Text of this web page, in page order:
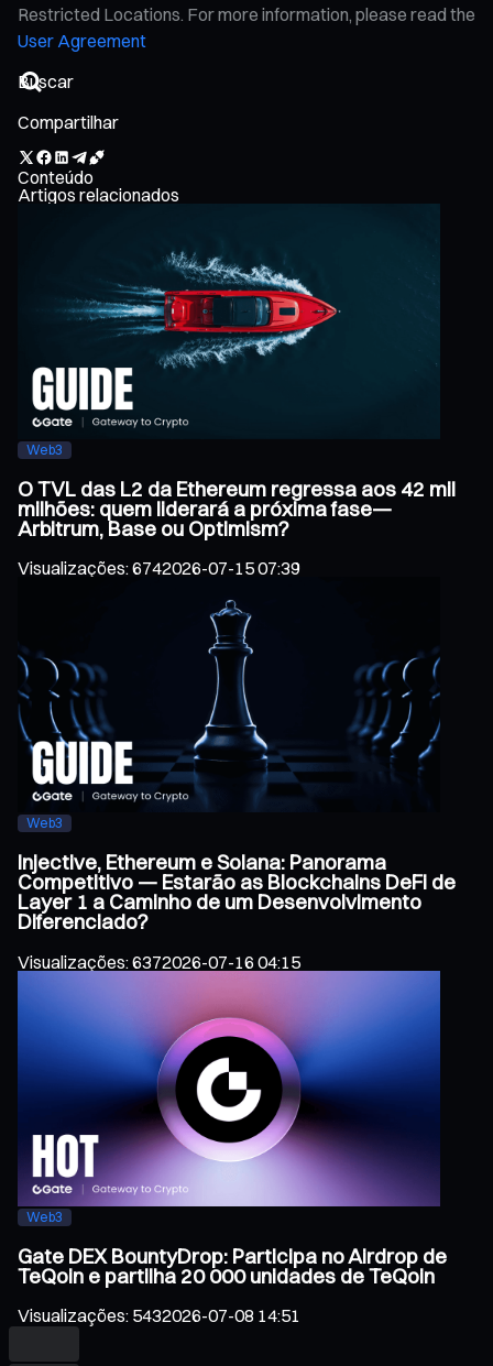
Restricted Locations. For more information, please read the
User Agreement
Compartilhar
Conteúdo
Artigos relacionados
Web3
O TVL das L2 da Ethereum regressa aos 42 mil
milhões: quem liderará a próxima fase—
Arbitrum, Base ou Optimism?
Visualizações:6742026-07-15 07:39
Web3
Injective, Ethereum e Solana: Panorama
Competitivo — Estarão as Blockchains DeFi de
Layer 1 a Caminho de um Desenvolvimento
Diferenciado?
Visualizações:6372026-07-16 04:15
Web3
Gate DEX BountyDrop: Participa no Airdrop de
TeQoin e partilha 20 000 unidades de TeQoin
Visualizações: 5432026-07-08 14:51